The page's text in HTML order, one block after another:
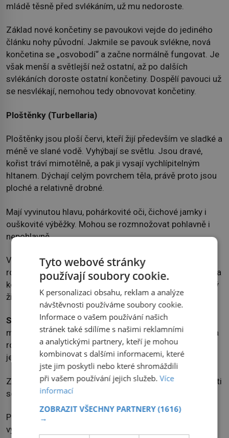
mládě těsně před svlékáním, už mu nedoroste.
Základ nové končetiny se pavoukovi vejde do jediného
článku nohy původní. Jakmile se pavouk svlékne, nová
končetina se „osvobodí“ a začne normálně fungovat. Je
však menší a světlejší než ostatní, až po dalších
svlékáních doroste ostatní končetiny. Dospělí pavouci už
se nesvlékají, nemohou tedy obnovovat končetiny.
Ploštěnky (Turbellaria)
Ploštěnky jsou ploší červi, kteří žijí především ve sladké a
méně ve slané vodě. Vyhýbají se světlu. Jsou dravé,
kořist tráví mimotělně, a pak ji vysají vychlípitelným
hltanem. Dýchají celým povrchem těla, právě proto jsou
ploché a relativně drobné.
Mají vyvinutou hlavu, pohárkovité oči, čichové jamky i
ouškovité výběžky. Mohou se rozmnožovat pohlavně i
nepohlavně.
Vědci zjistili, že jedinci vzniklí při nepohlavním
rozmnožování si udržují stejnou délku telomer (buněk na
koncích chromozomů odpovědných za stárnutí) po celý
život, což je činí prakticky nesmrtelnými.
Schopnost regenerace:Právě ploštěnky rodu Planaria
mají největší schopnost regenerace. Pokud je ploštěnka
rozřezána na kusy, z každého kousku se vytvoří nový
jedinec.
Zajímavostí je, že u kousků pocházejících z hlavové části
se hlava vytvořila dříve než u kousků z jiných částí těla.
Ploštěnky jsou schopny také dlouhou dobu hladovět,
vyživují se totiž z buněk vlastního těla, které si v době
Tyto webové stránky
používají soubory cookie.
K personalizaci obsahu, reklam a analýze
návštěvnosti používáme soubory cookie.
Informace o vašem používání našich
stránek také sdílíme s našimi reklamními
a analytickými partnery, kteří je mohou
kombinovat s dalšími informacemi, které
jste jim poskytli nebo které shromáždili
při vašem používání jejich služeb.Více
informací
ZOBRAZIT VŠECHNY PARTNERY(1616)
→